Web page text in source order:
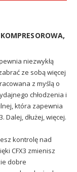
niezwykłą
ze sobą więcej
z myślą o
chłodzenia i
która zapewnia
Dalej, dłużej, więcej.
kontrolę nad
CFX3 zmienisz
dobre